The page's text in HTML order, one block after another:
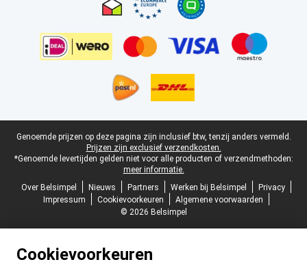
Juridische voettekst
Genoemde prijzen op deze pagina zijn inclusief btw, tenzij anders vermeld.
Prijzen zijn exclusief verzendkosten.
*Genoemde levertijden gelden niet voor alle producten of verzendmethoden:
meer informatie.
Over Belsimpel
Nieuws Partners Werken bij Belsimpel
Privacy
Impressum
Cookievoorkeuren
Algemene voorwaarden
© 2026 Belsimpel
Cookievoorkeuren